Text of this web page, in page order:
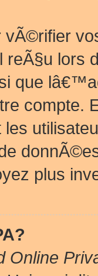
vÃ©rifier
lors
que
compte.
les
plus
Online